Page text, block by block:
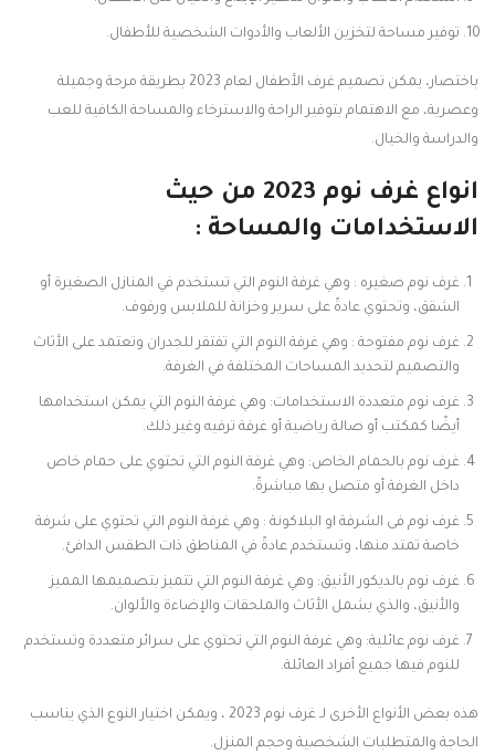
توفير مساحة لتخزين الألعاب والأدوات الشخصية للأطفال.
باختصار، يمكن تصميم غرف الأطفال لعام 2023 بطريقة مرحة وجميلة
وعصرية، مع الاهتمام بتوفير الراحة والاسترخاء والمساحة الكافية للعب
والدراسة والخيال.
انواع غرف نوم 2023 من حيث
الاستخدامات والمساحة :
غرف نوم صغيره : وهي غرفة النوم التي تستخدم في المنازل الصغيرة أو
الشقق، وتحتوي عادةً على سرير وخزانة للملابس ورفوف.
غرف نوم مفتوحة : وهي غرفة النوم التي تفتقر للجدران وتعتمد على الأثاث
والتصميم لتحديد المساحات المختلفة في الغرفة.
غرف نوم متعددة الاستخدامات: وهي غرفة النوم التي يمكن استخدامها
أيضًا كمكتب أو صالة رياضية أو غرفة ترفيه وغير ذلك.
غرف نوم بالحمام الخاص: وهي غرفة النوم التي تحتوي على حمام خاص
داخل الغرفة أو متصل بها مباشرةً.
غرف نوم فى الشرفة او البلاكونة : وهي غرفة النوم التي تحتوي على شرفة
خاصة تمتد منها، وتستخدم عادةً في المناطق ذات الطقس الدافئ.
غرف نوم بالديكور الأنيق: وهي غرفة النوم التي تتميز بتصميمها المميز
والأنيق، والذي يشمل الأثاث والملحقات والإضاءة والألوان.
غرف نوم عائلية: وهي غرفة النوم التي تحتوي على سرائر متعددة وتستخدم
للنوم فيها جميع أفراد العائلة.
هذه بعض الأنواع الأخرى لـ غرف نوم 2023 ، ويمكن اختيار النوع الذي يناسب
الحاجة والمتطلبات الشخصية وحجم المنزل.